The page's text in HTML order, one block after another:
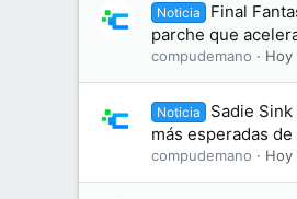
Noticia
Final
parche que
compudemano Hoy
Noticia
Sadie
más esperadas
compudemano Hoy